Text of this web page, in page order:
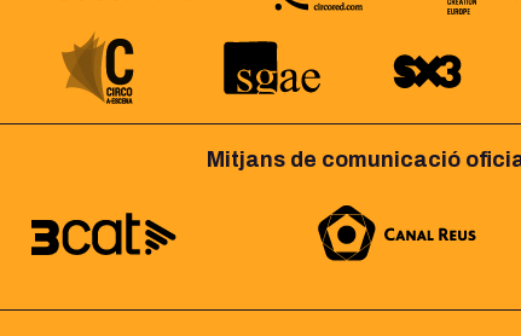
Mitjans de comunicació